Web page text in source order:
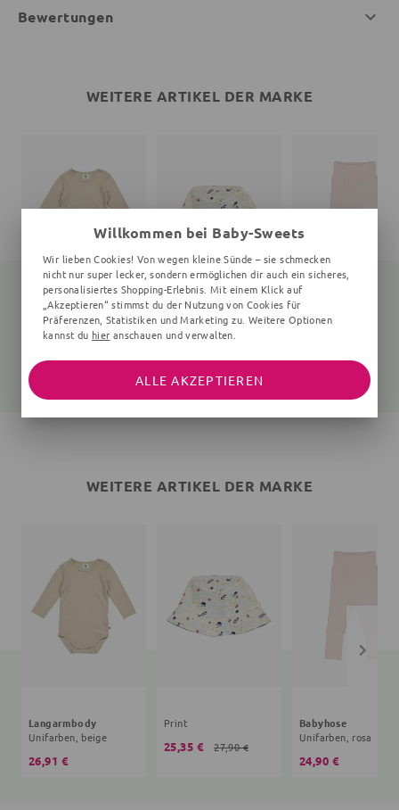
Bewertungen
WEITERE ARTIKEL DER MARKE
Langarmbody
26,91 €
Print
WEITERE ARTIKEL DER MARKE
Langarmbody
Unifarben, beige
26,91 €
Print
25,35 € 27,90 €
Babyhose
Unifarben, rosa
24,90 €
Willkommen bei Baby-Sweets
Wir lieben Cookies! Von wegen kleine Sünde – sie schmecken
nicht nur super lecker, sondern ermöglichen dir auch ein sicheres,
personalisiertes Shopping-Erlebnis. Mit einem Klick auf
„Akzeptieren“ stimmst du der Nutzung von Cookies für
Präferenzen, Statistiken und Marketing zu. Weitere Optionen
kannst du hier anschauen und verwalten.
ALLE AKZEPTIEREN